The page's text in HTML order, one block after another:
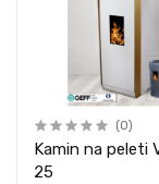
(0)
Kamin na peleti
25